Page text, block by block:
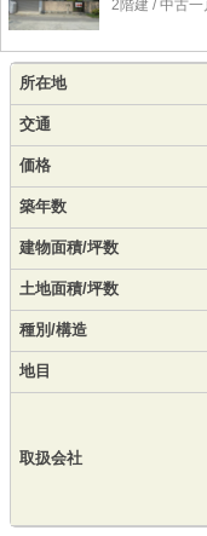
2階建 / 中古一
所在地
交通
価格
築年数
建物面積/坪数
土地面積/坪数
種別/構造
地目
取扱会社